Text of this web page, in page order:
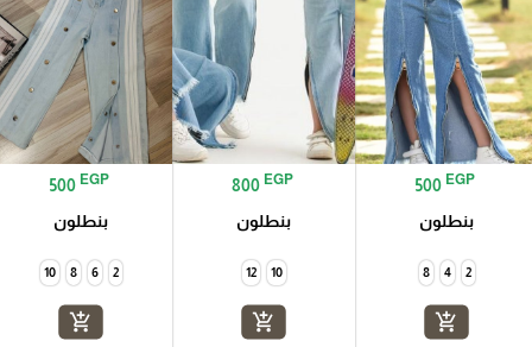
500 EGP
بنطلون
2
4
8
add_shopping_cart
800 EGP
بنطلون
10
12
add_shopping_cart
500 EGP
بنطلون
2
6
8
10
add_shopping_cart